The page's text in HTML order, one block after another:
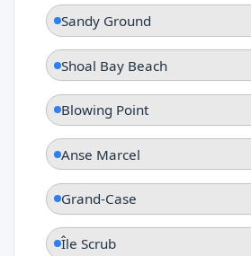
Sandy Ground
Shoal Bay Beach
Blowing Point
Anse Marcel
Grand-Case
Île Scrub